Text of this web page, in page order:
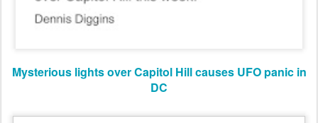
Mysterious lights over Capitol Hill causes UFO panic in
DC